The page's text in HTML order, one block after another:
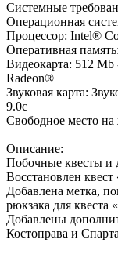
Системные
Операционная
Процессор: Intel®
Оперативная
Видеокарта: 512
Radeon®
Звуковая карта:
9.0с
Свободное место
Описание:
Побочные квесты и
Восстановлен
Добавлена метка,
рюкзака для квеста
Добавлены
Костоправа и